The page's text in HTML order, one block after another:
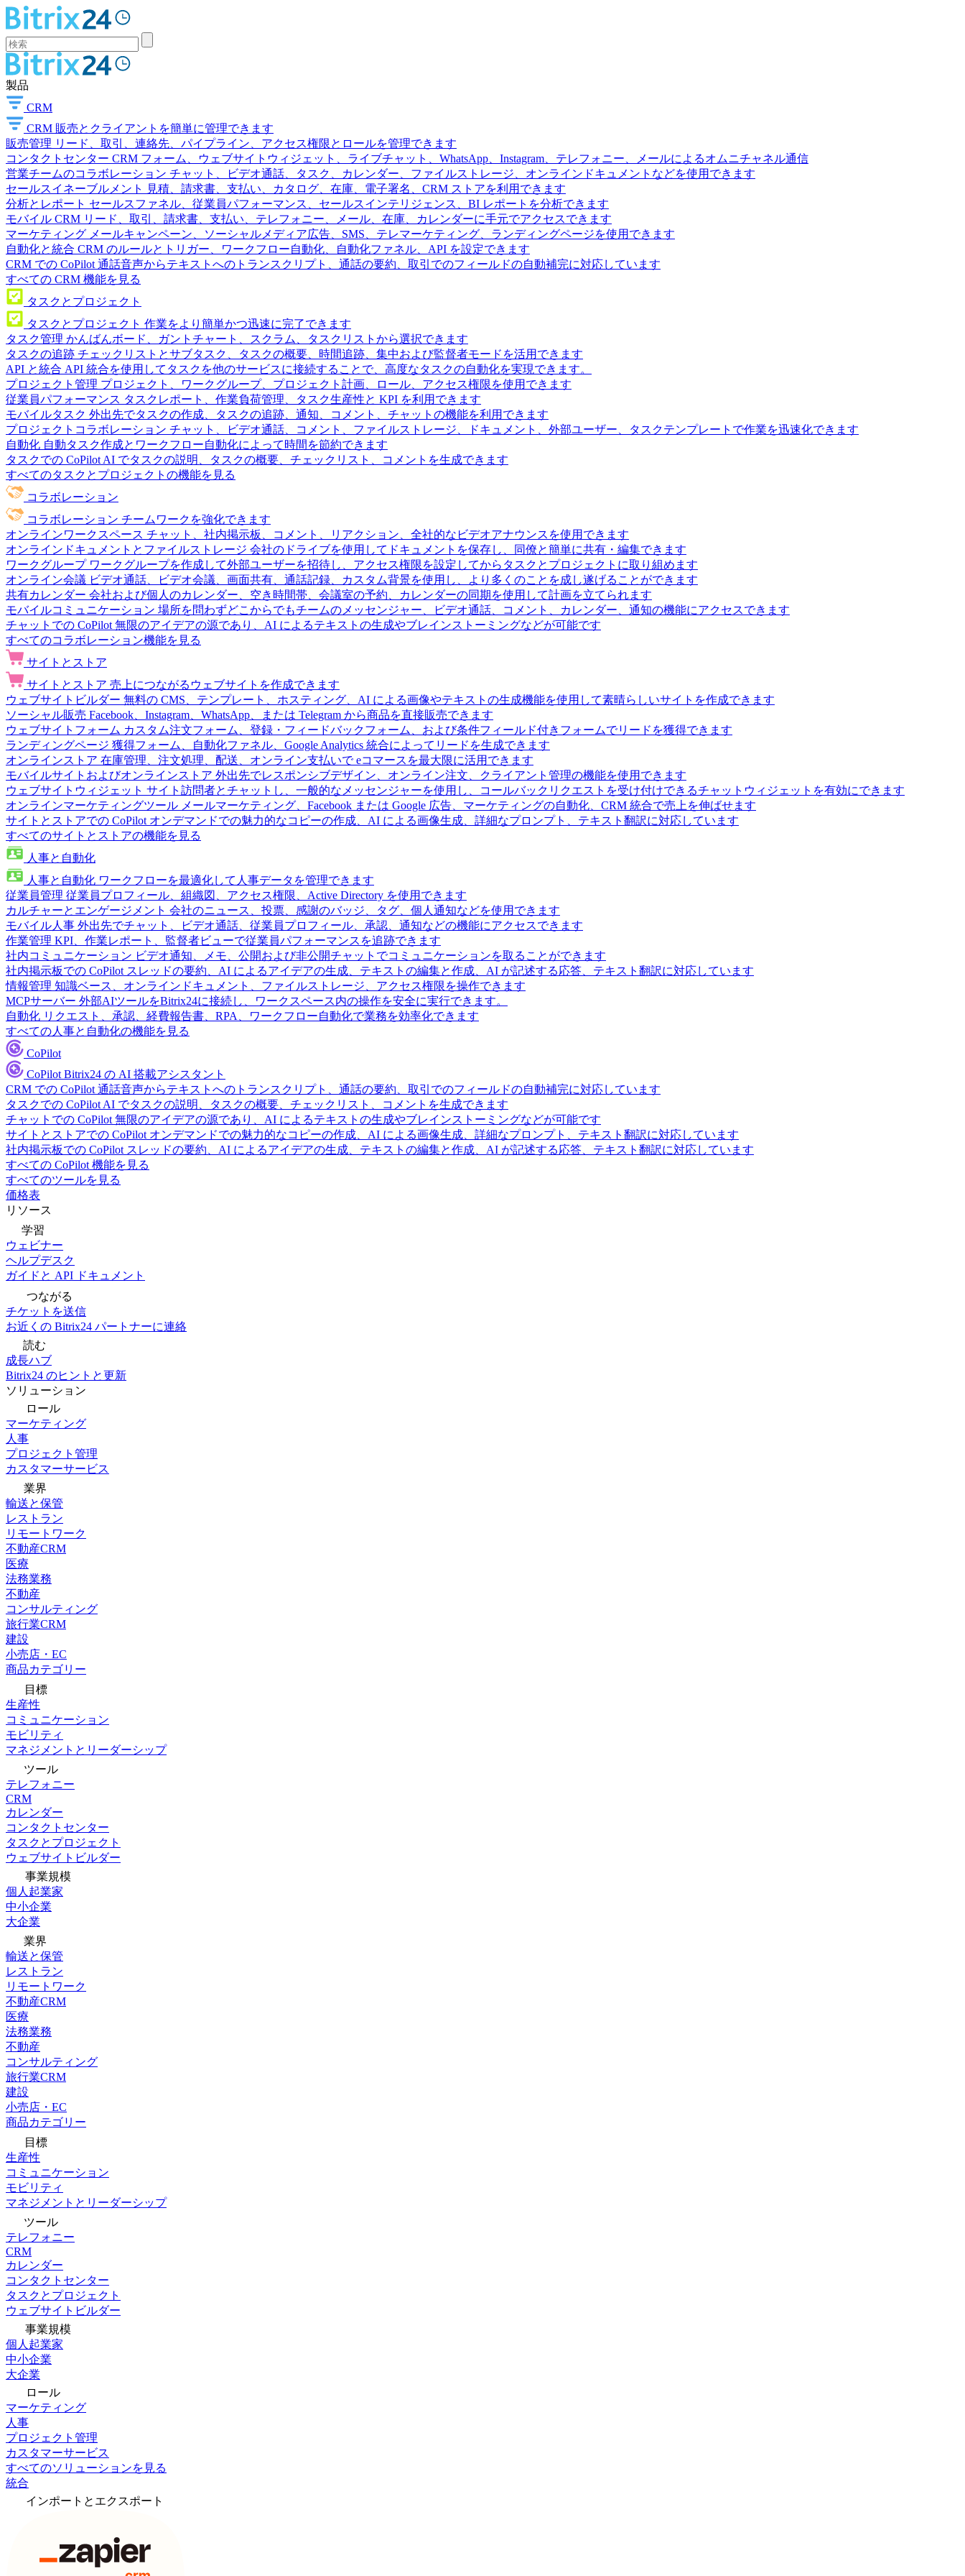
製品
CRM
CRM 販売とクライアントを簡単に管理できます
販売管理 リード、取引、連絡先、パイプライン、アクセス権限とロールを管理できます
コンタクトセンター CRM フォーム、ウェブサイトウィジェット、ライブチャット、WhatsApp、Instagram、テレフォニー、メールによるオムニチャネル通信
営業チームのコラボレーション チャット、ビデオ通話、タスク、カレンダー、ファイルストレージ、オンラインドキュメントなどを使用できます
セールスイネーブルメント
見積、請求書、支払い、カタログ、在庫、電子署名、CRM ストアを利用できます
分析とレポート セールスファネル、従業員パフォーマンス、セールスインテリジェンス、BI レポートを分析できます
モバイル CRM リード、取引、請求書、支払い、テレフォニー、メール、在庫、カレンダーに手元でアクセスできます
マーケティング メールキャンペーン、ソーシャルメディア広告、SMS、テレマーケティング、ランディングページを使用できます
自動化と統合 CRM のルールとトリガー、ワークフロー自動化、自動化ファネル、API を設定できます
CRM での CoPilot 通話音声からテキストへのトランスクリプト、通話の要約、取引でのフィールドの自動補完に対応しています
すべての CRM 機能を見る
タスクとプロジェクト
タスクとプロジェクト 作業をより簡単かつ迅速に完了できます
タスク管理 かんばんボード、ガントチャート、スクラム、タスクリストから選択できます
タスクの追跡 チェックリストとサブタスク、タスクの概要、時間追跡、集中および監督者モードを活用できます
API と統合 API 統合を使用してタスクを他のサービスに接続することで、高度なタスクの自動化を実現できます。
プロジェクト管理 プロジェクト、ワークグループ、プロジェクト計画、ロール、アクセス権限を使用できます
従業員パフォーマンス タスクレポート、作業負荷管理、タスク生産性と KPI を利用できます
モバイルタスク 外出先でタスクの作成、タスクの追跡、通知、コメント、チャットの機能を利用できます
プロジェクトコラボレーション チャット、ビデオ通話、コメント、ファイルストレージ、ドキュメント、外部ユーザー、タスクテンプレートで作業を迅速化できます
自動化 自動タスク作成とワークフロー自動化によって時間を節約できます
タスクでの CoPilot AI でタスクの説明、タスクの概要、チェックリスト、コメントを生成できます
すべてのタスクとプロジェクトの機能を見る
コラボレーション
コラボレーション チームワークを強化できます
オンラインワークスペース チャット、社内掲示板、コメント、リアクション、全社的なビデオアナウンスを使用できます
オンラインドキュメントとファイルストレージ 会社のドライブを使用してドキュメントを保存し、同僚と簡単に共有・編集できます
ワークグループ ワークグループを作成して外部ユーザーを招待し、アクセス権限を設定してからタスクとプロジェクトに取り組めます
オンライン会議 ビデオ通話、ビデオ会議、画面共有、通話記録、カスタム背景を使用し、より多くのことを成し遂げることができます
共有カレンダー 会社および個人のカレンダー、空き時間帯、会議室の予約、カレンダーの同期を使用して計画を立てられます
モバイルコミュニケーション 場所を問わずどこからでもチームのメッセンジャー、ビデオ通話、コメント、カレンダー、通知の機能にアクセスできます
チャットでの CoPilot 無限のアイデアの源であり、AI によるテキストの生成やブレインストーミングなどが可能です
すべてのコラボレーション機能を見る
サイトとストア
サイトとストア 売上につながるウェブサイトを作成できます
ウェブサイトビルダー 無料の CMS、テンプレート、ホスティング、AI による画像やテキストの生成機能を使用して素晴らしいサイトを作成できます
ソーシャル販売 Facebook、Instagram、WhatsApp、または Telegram から商品を直接販売できます
ウェブサイトフォーム カスタム注文フォーム、登録・フィードバックフォーム、および条件フィールド付きフォームでリードを獲得できます
ランディングページ 獲得フォーム、自動化ファネル、Google Analytics 統合によってリードを生成できます
オンラインストア 在庫管理、注文処理、配送、オンライン支払いで eコマースを最大限に活用できます
モバイルサイトおよびオンラインストア 外出先でレスポンシブデザイン、オンライン注文、クライアント管理の機能を使用できます
ウェブサイトウィジェット サイト訪問者とチャットし、一般的なメッセンジャーを使用し、コールバックリクエストを受け付けできるチャットウィジェットを有効にできます
オンラインマーケティングツール メールマーケティング、Facebook または Google 広告、マーケティングの自動化、CRM 統合で売上を伸ばせます
サイトとストアでの CoPilot オンデマンドでの魅力的なコピーの作成、AI による画像生成、詳細なプロンプト、テキスト翻訳に対応しています
すべてのサイトとストアの機能を見る
人事と自動化
人事と自動化 ワークフローを最適化して人事データを管理できます
従業員管理 従業員プロフィール、組織図、アクセス権限、Active Directory を使用できます
カルチャーとエンゲージメント 会社のニュース、投票、感謝のバッジ、タグ、個人通知などを使用できます
モバイル人事 外出先でチャット、ビデオ通話、従業員プロフィール、承認、通知などの機能にアクセスできます
作業管理 KPI、作業レポート、監督者ビューで従業員パフォーマンスを追跡できます
社内コミュニケーション ビデオ通知、メモ、公開および非公開チャットでコミュニケーションを取ることができます
社内掲示板での CoPilot スレッドの要約、AI によるアイデアの生成、テキストの編集と作成、AI が記述する応答、テキスト翻訳に対応しています
情報管理 知識ベース、オンラインドキュメント、ファイルストレージ、アクセス権限を操作できます
MCPサーバー 外部AIツールをBitrix24に接続し、ワークスペース内の操作を安全に実行できます。
自動化 リクエスト、承認、経費報告書、RPA、ワークフロー自動化で業務を効率化できます
すべての人事と自動化の機能を見る
CoPilot
CoPilot Bitrix24 の AI 搭載アシスタント
CRM での CoPilot 通話音声からテキストへのトランスクリプト、通話の要約、取引でのフィールドの自動補完に対応しています
タスクでの CoPilot AI でタスクの説明、タスクの概要、チェックリスト、コメントを生成できます
チャットでの CoPilot 無限のアイデアの源であり、AI によるテキストの生成やブレインストーミングなどが可能です
サイトとストアでの CoPilot オンデマンドでの魅力的なコピーの作成、AI による画像生成、詳細なプロンプト、テキスト翻訳に対応しています
社内掲示板での CoPilot スレッドの要約、AI によるアイデアの生成、テキストの編集と作成、AI が記述する応答、テキスト翻訳に対応しています
すべての CoPilot 機能を見る
すべてのツールを見る
価格表
リソース
学習
ウェビナー
ヘルプデスク
ガイドと API ドキュメント
つながる
チケットを送信
お近くの Bitrix24 パートナーに連絡
読む
成長ハブ
Bitrix24 のヒントと更新
ソリューション
ロール
マーケティング
人事
プロジェクト管理
カスタマーサービス
業界
輸送と保管
レストラン
リモートワーク
不動産CRM
医療
法務業務
不動産
コンサルティング
旅行業CRM
建設
小売店・EC
商品カテゴリー
目標
生産性
コミュニケーション
モビリティ
マネジメントとリーダーシップ
ツール
テレフォニー
CRM
カレンダー
コンタクトセンター
タスクとプロジェクト
ウェブサイトビルダー
事業規模
個人起業家
中小企業
大企業
業界
輸送と保管
レストラン
リモートワーク
不動産CRM
医療
法務業務
不動産
コンサルティング
旅行業CRM
建設
小売店・EC
商品カテゴリー
目標
生産性
コミュニケーション
モビリティ
マネジメントとリーダーシップ
ツール
テレフォニー
CRM
カレンダー
コンタクトセンター
タスクとプロジェクト
ウェブサイトビルダー
事業規模
個人起業家
中小企業
大企業
ロール
マーケティング
人事
プロジェクト管理
カスタマーサービス
すべてのソリューションを見る
統合
インポートとエクスポート